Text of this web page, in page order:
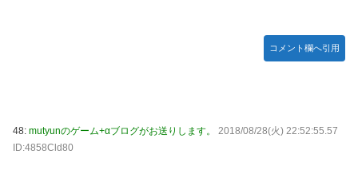
コメント欄へ引用
48: mutyunのゲーム+αブログがお送りします。
2018/08/28(火) 22:52:55.57
ID:4858Cld80